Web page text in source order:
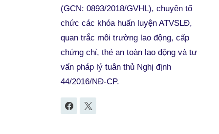
(GCN: 0893/2018/GVHL), chuyên tổ
chức các khóa huấn luyện ATVSLĐ,
quan trắc môi trường lao động, cấp
chứng chỉ, thẻ an toàn lao động và tư
vấn pháp lý tuân thủ Nghị định
44/2016/NĐ-CP.